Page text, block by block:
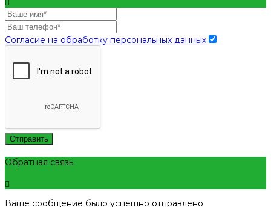
Согласие на обработку персональных данных
Отправить
Обратная связь
Ваше сообщение было успешно отправлено